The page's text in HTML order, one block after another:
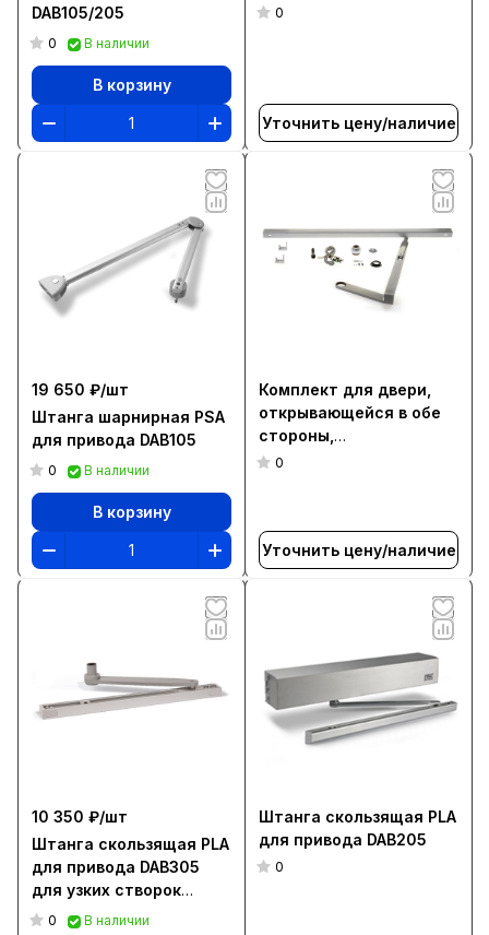
DAB105/205
0 В наличии
В корзину
правостороннее
0
Уточнить цену/наличие
19 650 ₽/шт
Штанга шарнирная PSA
для привода DAB105
0 В наличии
В корзину
Комплект для двери,
открывающейся в обе
стороны,
левостороннее
0
Уточнить цену/наличие
10 350 ₽/шт
Штанга скользящая PLA
для привода DAB305
для узких створок
L=220 мм
0 В наличии
Штанга скользящая PLA
для привода DAB205
0